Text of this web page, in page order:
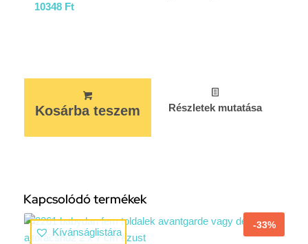
10348 Ft
Kosárba teszem Részletek mutatása
Kapcsolódó termékek
Kívánságlistára
-33%